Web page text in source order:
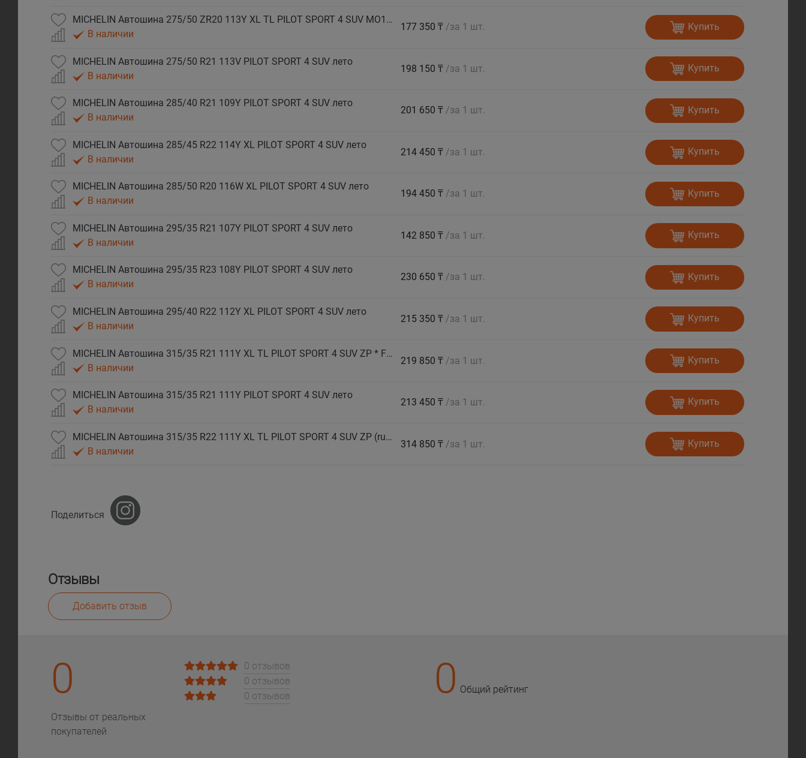
MICHELIN Автошина 275/50 ZR20 113Y XL TL PILOT SPORT 4 SUV MO1 лето
В наличии
177 350 ₸ /за 1 шт. Купить
MICHELIN Автошина 275/50 R21 113V PILOT SPORT 4 SUV лето
В наличии
198 150 ₸ /за 1 шт. Купить
MICHELIN Автошина 285/40 R21 109Y PILOT SPORT 4 SUV лето
В наличии
201 650 ₸ /за 1 шт. Купить
MICHELIN Автошина 285/45 R22 114Y XL PILOT SPORT 4 SUV лето
В наличии
214 450 ₸ /за 1 шт. Купить
MICHELIN Автошина 285/50 R20 116W XL PILOT SPORT 4 SUV лето
В наличии
194 450 ₸ /за 1 шт. Купить
MICHELIN Автошина 295/35 R21 107Y PILOT SPORT 4 SUV лето
В наличии
142 850 ₸ /за 1 шт. Купить
MICHELIN Автошина 295/35 R23 108Y PILOT SPORT 4 SUV лето
В наличии
230 650 ₸ /за 1 шт. Купить
MICHELIN Автошина 295/40 R22 112Y XL PILOT SPORT 4 SUV лето
В наличии
215 350 ₸ /за 1 шт. Купить
MICHELIN Автошина 315/35 R21 111Y XL TL PILOT SPORT 4 SUV ZP * FRV (run flat) лето
В наличии
219 850 ₸ /за 1 шт. Купить
MICHELIN Автошина 315/35 R21 111Y PILOT SPORT 4 SUV лето
В наличии
213 450 ₸ /за 1 шт. Купить
MICHELIN Автошина 315/35 R22 111Y XL TL PILOT SPORT 4 SUV ZP (run flat) лето
В наличии
314 850 ₸ /за 1 шт. Купить
Поделиться
Отзывы
Добавить отзыв
0
Отзывы от реальных
покупателей
0 отзывов
0 отзывов
0 отзывов
0 Общий рейтинг